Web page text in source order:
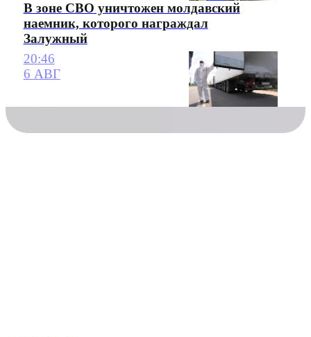
В зоне СВО уничтожен молдавский
наемник, которого награждал
Залужный
20:46
6 АВГ